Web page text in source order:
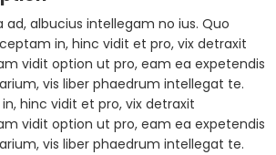
ad, albucius intellegam no ius. Quo
in, hinc vidit et pro, vix detraxit
vidit option ut pro, eam ea expetendis
vis liber phaedrum intellegat te.
hinc vidit et pro, vix detraxit
vidit option ut pro, eam ea expetendis
vis liber phaedrum intellegat te.